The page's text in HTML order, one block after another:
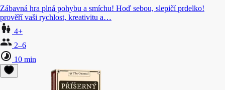
Zábavná hra plná pohybu a smíchu! Hoď sebou, slepičí prdelko!
prověří vaši rychlost, kreativitu a…
4+
2–6
10 min